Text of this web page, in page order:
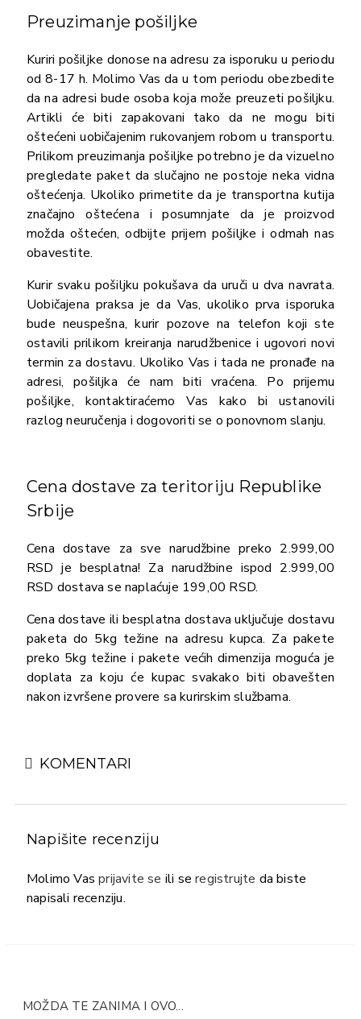
Preuzimanje pošiljke
Kuriri pošiljke donose na adresu za isporuku u periodu
od 8-17 h. Molimo Vas da u tom periodu obezbedite
da na adresi bude osoba koja može preuzeti pošiljku.
Artikli će biti zapakovani tako da ne mogu biti
oštećeni uobičajenim rukovanjem robom u transportu.
Prilikom preuzimanja pošiljke potrebno je da vizuelno
pregledate paket da slučajno ne postoje neka vidna
oštećenja. Ukoliko primetite da je transportna kutija
značajno oštećena i posumnjate da je proizvod
možda oštećen, odbijte prijem pošiljke i odmah nas
obavestite.
Kurir svaku pošiljku pokušava da uruči u dva navrata.
Uobičajena praksa je da Vas, ukoliko prva isporuka
bude neuspešna, kurir pozove na telefon koji ste
ostavili prilikom kreiranja narudžbenice i ugovori novi
termin za dostavu. Ukoliko Vas i tada ne pronađe na
adresi, pošiljka će nam biti vraćena. Po prijemu
pošiljke, kontaktiraćemo Vas kako bi ustanovili
razlog neuručenja i dogovoriti se o ponovnom slanju.
Cena dostave za teritoriju Republike
Srbije
Cena dostave za sve narudžbine preko 2.999,00
RSD je besplatna! Za narudžbine ispod 2.999,00
RSD dostava se naplaćuje 199,00 RSD.
Cena dostave ili besplatna dostava uključuje dostavu
paketa do 5kg težine na adresu kupca. Za pakete
preko 5kg težine i pakete većih dimenzija moguća je
doplata za koju će kupac svakako biti obavešten
nakon izvršene provere sa kurirskim službama.
KOMENTARI
Napišite recenziju
Molimo Vasprijavite se ili seregistrujte da biste
napisali recenziju.
MOŽDA TE ZANIMA I OVO...